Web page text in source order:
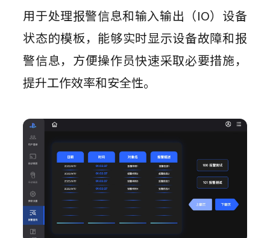
用于处理报警信息和输入输出（IO）设备
状态的模板，能够实时显示设备故障和报
警信息，方便操作员快速采取必要措施，
提升工作效率和安全性。